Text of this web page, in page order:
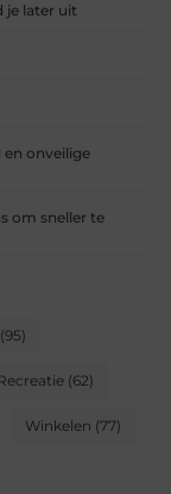
je later uit
onveilige
om sneller te
(95)
(62)
Winkelen (77)